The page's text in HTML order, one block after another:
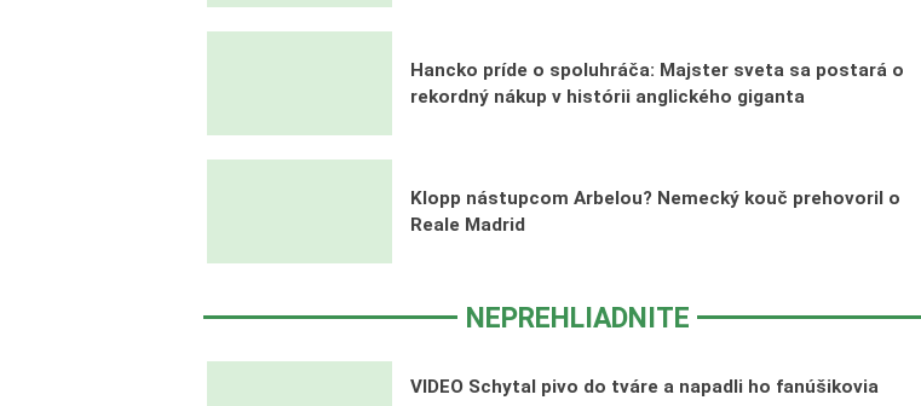
Hancko príde o spoluhráča: Majster sveta sa postará o
rekordný nákup v histórii anglického giganta
Klopp nástupcom Arbelou? Nemecký kouč prehovoril o
Reale Madrid
NEPREHLIADNITE
VIDEO Schytal pivo do tváre a napadli ho fanúšikovia